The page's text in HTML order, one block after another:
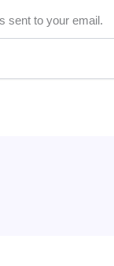
sent to your email.